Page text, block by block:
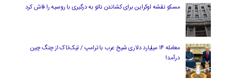
مسکو نقشه اوکراین برای کشاندن ناتو به درگیری با روسیه را فاش کرد
معامله ۱۴ میلیارد دلاری شیخ عرب با ترامپ / تیک‌تاک از چنگ چین
درآمد!